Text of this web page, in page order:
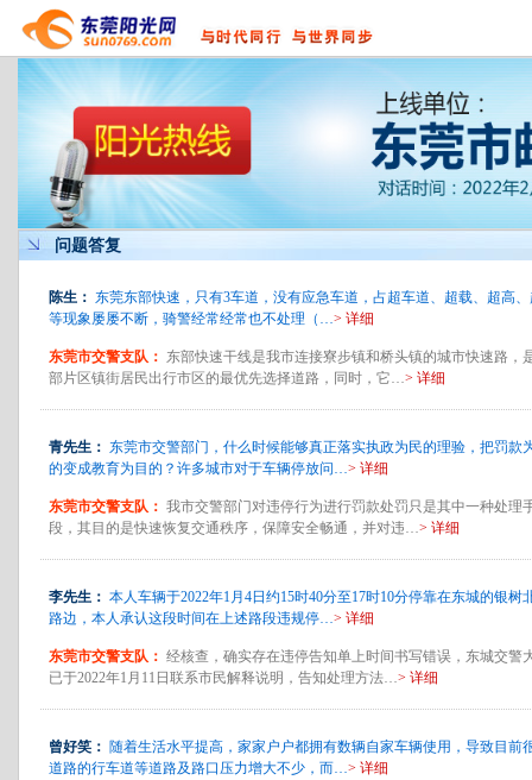
问题答复
陈生： 东莞东部快速，只有3车道，没有应急车道，占超车道、超载、超高
等现象屡屡不断，骑警经常经常也不处理（…> 详细
东莞市交警支队： 东部快速干线是我市连接寮步镇和桥头镇的城市快速路，
部片区镇街居民出行市区的最优先选择道路，同时，它…> 详细
青先生： 东莞市交警部门，什么时候能够真正落实执政为民的理验，把罚款
的变成教育为目的？许多城市对于车辆停放问…> 详细
东莞市交警支队： 我市交警部门对违停行为进行罚款处罚只是其中一种处理
段，其目的是快速恢复交通秩序，保障安全畅通，并对违…> 详细
李先生： 本人车辆于2022年1月4日约15时40分至17时10分停靠在东城的银树
路边，本人承认这段时间在上述路段违规停…> 详细
东莞市交警支队： 经核查，确实存在违停告知单上时间书写错误，东城交警
已于2022年1月11日联系市民解释说明，告知处理方法…> 详细
曾好笑： 随着生活水平提高，家家户户都拥有数辆自家车辆使用，导致目前
道路的行车道等道路及路口压力增大不少，而…> 详细